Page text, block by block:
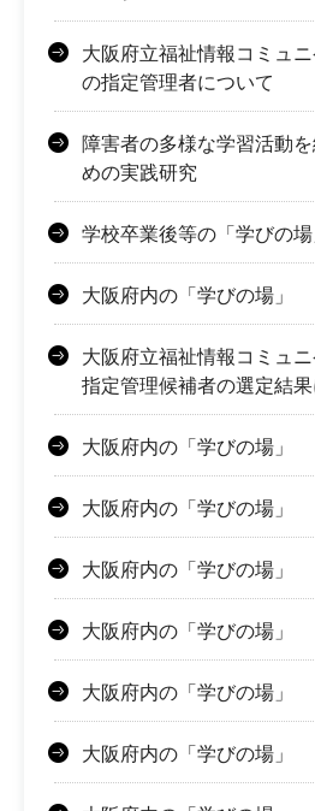
大阪府立福祉情報コミュ
の指定管理者について
障害者の多様な学習活動
めの実践研究
学校卒業後等の「学びの
大阪府内の「学びの場」
大阪府立福祉情報コミュ
指定管理候補者の選定結
大阪府内の「学びの場」
大阪府内の「学びの場」
大阪府内の「学びの場」
大阪府内の「学びの場」
大阪府内の「学びの場」
大阪府内の「学びの場」